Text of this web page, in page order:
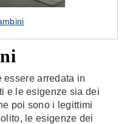
essere arredata in
e le esigenze sia dei
poi sono i legittimi
le esigenze dei